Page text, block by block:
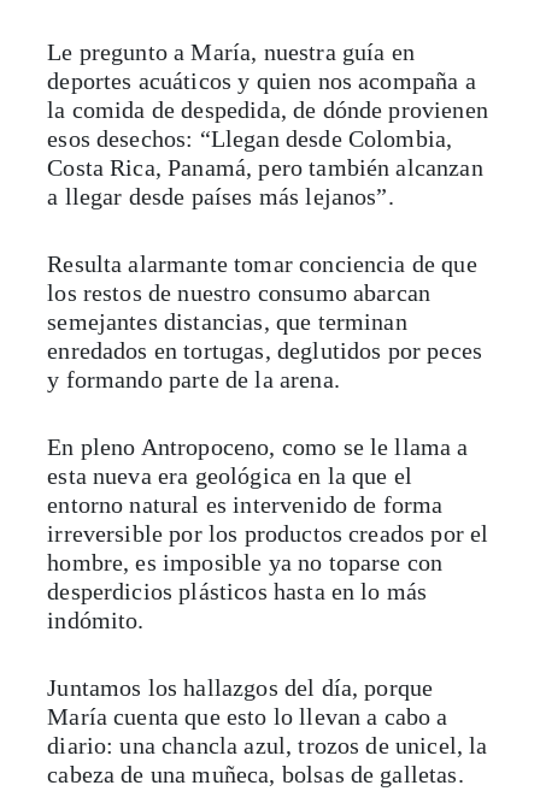
Le pregunto a María, nuestra guía en
deportes acuáticos y quien nos acompaña a
la comida de despedida, de dónde provienen
esos desechos: “Llegan desde Colombia,
Costa Rica, Panamá, pero también alcanzan
a llegar desde países más lejanos”.
Resulta alarmante tomar conciencia de que
los restos de nuestro consumo abarcan
semejantes distancias, que terminan
enredados en tortugas, deglutidos por peces
y formando parte de la arena.
En pleno Antropoceno, como se le llama a
esta nueva era geológica en la que el
entorno natural es intervenido de forma
irreversible por los productos creados por el
hombre, es imposible ya no toparse con
desperdicios plásticos hasta en lo más
indómito.
Juntamos los hallazgos del día, porque
María cuenta que esto lo llevan a cabo a
diario: una chancla azul, trozos de unicel, la
cabeza de una muñeca, bolsas de galletas.